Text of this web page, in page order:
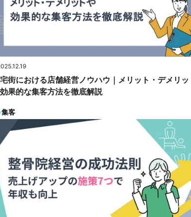
街における店舗経営ノウハウ｜メリット・デメリッ
果的な集客方法を徹底解説
集客